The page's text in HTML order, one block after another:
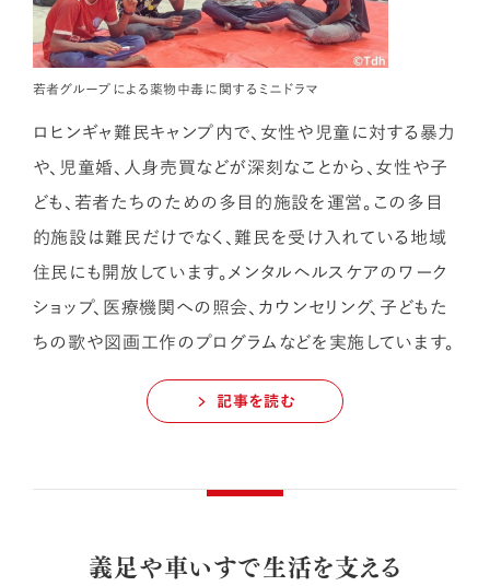
若者グループによる薬物中毒に関するミニドラマ
ロヒンギャ難民キャンプ内で、女性や児童に対する暴力
や、児童婚、人身売買などが深刻なことから、女性や子
ども、若者たちのための多目的施設を運営。この多目
的施設は難民だけでなく、難民を受け入れている地域
住民にも開放しています。メンタルヘルスケアのワーク
ショップ、医療機関への照会、カウンセリング、子どもた
ちの歌や図画工作のプログラムなどを実施しています。
記事を読む
義足や車いすで生活を支える